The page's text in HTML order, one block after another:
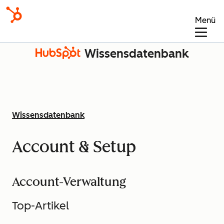
Menü
Wissensdatenbank
Wissensdatenbank
Account & Setup
Account-Verwaltung
Top-Artikel